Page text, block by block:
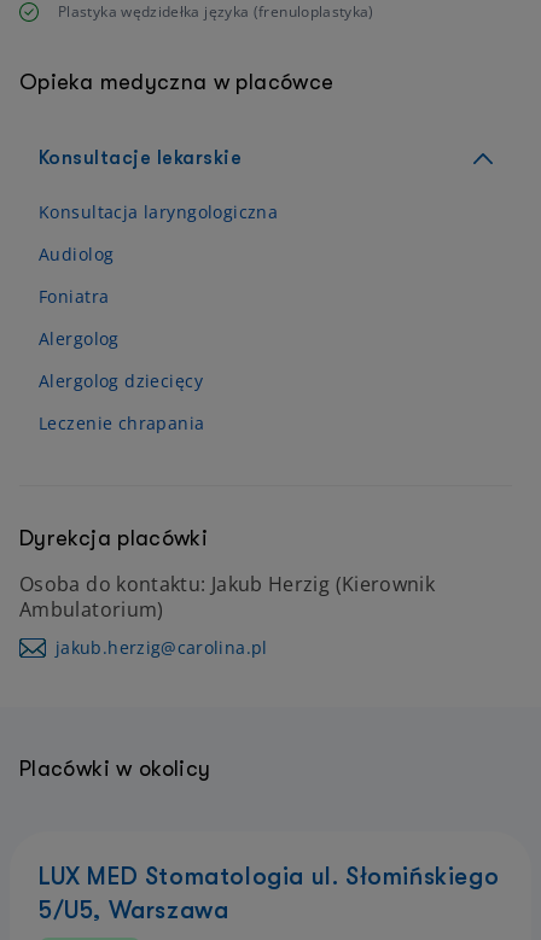
Plastyka wędzidełka języka (frenuloplastyka)
Opieka medyczna w placówce
Konsultacje lekarskie
Konsultacja laryngologiczna
Audiolog
Foniatra
Alergolog
Alergolog dziecięcy
Leczenie chrapania
Dyrekcja placówki
Osoba do kontaktu: Jakub Herzig (Kierownik
Ambulatorium)
jakub.herzig@carolina.pl
Placówki w okolicy
LUX MED Stomatologia ul. Słomińskiego
5/U5, Warszawa